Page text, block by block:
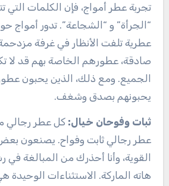
تجربة عطر أمواج، فإن الكلمات التي
“الجرأة” و “الشجاعة”. تدور أمواج
عطرية تلفت الأنظار في غرفة
صادقة، عطورهم الخاصة بهم قد لا
الجميع. ومع ذلك، الذين يحبون
يحبونهم بصدق وشغف.
ثبات وفوحان خيال:
عطر رجالي ثابت وفواح. يصنعون
القوية، وأنا أحذرك من المبالغة